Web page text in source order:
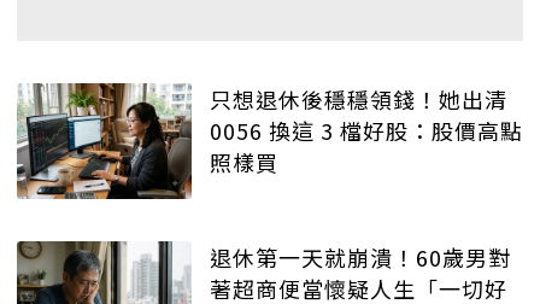
只想退休後穩穩領錢！她出清
0056 換這 3 檔好股：股價高點
照樣買
退休第一天就崩潰！60歲男對
著超商便當懷疑人生「一切好